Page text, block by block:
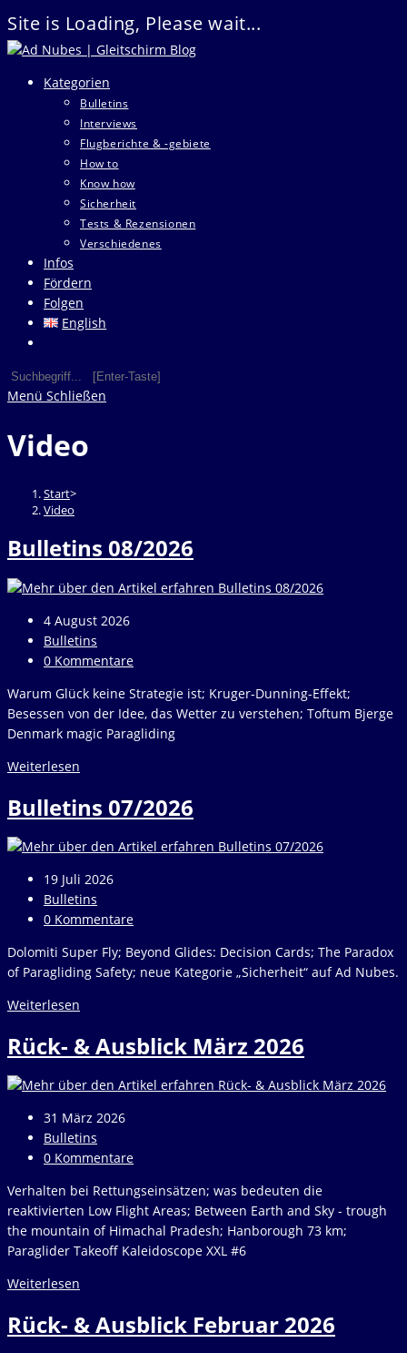
Site is Loading, Please wait...
Zum
springenKategorien
Bulletins
Interviews
Flugberichte & -gebiete
How to
Know how
Sicherheit
Tests & Rezensionen
Verschiedenes
Infos
Fördern
Folgen
English
umschalten
Diese
Website
Menü Schließen
Video
Start>
Video
Bulletins 08/2026
Beitrag
veröffentlicht:
4 August 2026
Beitrags-
Kategorie:
Bulletins
Beitrags-
0 Kommentare
Warum Glück keine Strategie ist; Kruger-Dunning-Effekt;
Besessen von der Idee, das Wetter zu verstehen; Toftum Bjerge
Denmark magic Paragliding
Weiterlesen
Bulletins 07/2026
Beitrag
veröffentlicht:
19 Juli 2026
Beitrags-
Kategorie:
Bulletins
Beitrags-
0 Kommentare
Dolomiti Super Fly; Beyond Glides: Decision Cards; The Paradox
of Paragliding Safety; neue Kategorie „Sicherheit“ auf Ad Nubes.
Weiterlesen
Rück- & Ausblick März 2026
Beitrag
veröffentlicht:
31 März 2026
Beitrags-
Kategorie:
Bulletins
Beitrags-
0 Kommentare
Verhalten bei Rettungseinsätzen; was bedeuten die
reaktivierten Low Flight Areas; Between Earth and Sky - trough
the mountain of Himachal Pradesh; Hanborough 73 km;
Paraglider Takeoff Kaleidoscope XXL #6
Weiterlesen
Ausblick
Rück- & Ausblick Februar 2026